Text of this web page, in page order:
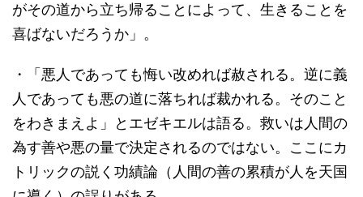
がその道から立ち帰ることによって、生きることを
喜ばないだろうか」。
・「悪人であっても悔い改めれば赦される。逆に義
人であっても悪の道に落ちれば裁かれる。そのこと
をわきまえよ」とエゼキエルは語る。救いは人間の
為す善や悪の量で決定されるのではない。ここにカ
トリックの説く功績論（人間の善の累積が人を天国